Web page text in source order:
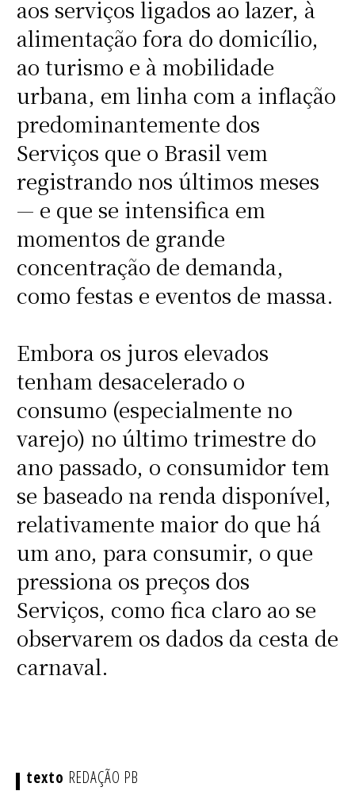
aos serviços ligados ao lazer, à
alimentação fora do domicílio,
ao turismo e à mobilidade
urbana, em linha com a inflação
predominantemente dos
Serviços que o Brasil vem
registrando nos últimos meses
— e que se intensifica em
momentos de grande
concentração de demanda,
como festas e eventos de massa.
Embora os juros elevados
tenham desacelerado o
consumo (especialmente no
varejo) no último trimestre do
ano passado, o consumidor tem
se baseado na renda disponível,
relativamente maior do que há
um ano, para consumir, o que
pressiona os preços dos
Serviços, como fica claro ao se
observarem os dados da cesta de
carnaval.
REDAÇÃO PB